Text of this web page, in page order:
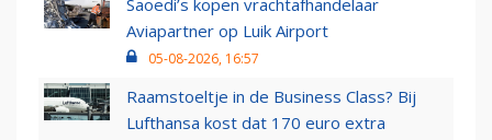
Saoedi’s kopen vrachtafhandelaar
Aviapartner op Luik Airport
05-08-2026, 16:57
Raamstoeltje in de Business Class? Bij
Lufthansa kost dat 170 euro extra